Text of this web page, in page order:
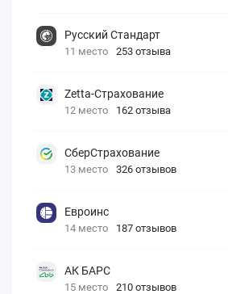
Русский Стандарт
11 место 253 отзыва
Zetta-Страхование
12 место 162 отзыва
СберСтрахование
13 место 326 отзывов
Евроинс
14 место 187 отзывов
АК БАРС
15 место 210 отзывов